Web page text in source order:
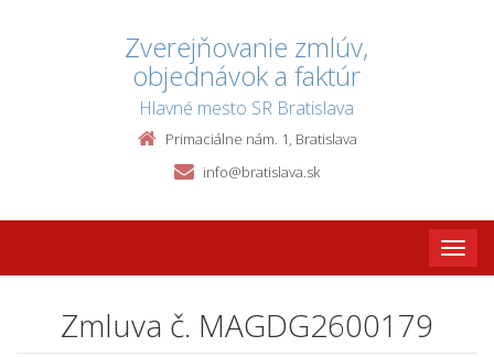
Zverejňovanie zmlúv,
objednávok a faktúr
Hlavné mesto SR Bratislava
Primaciálne nám. 1, Bratislava
info@bratislava.sk
Toggle
Zmluva č. MAGDG2600179